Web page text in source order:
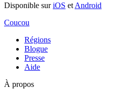
Disponible suriOS et Android
Coucou
Régions
Blogue
Presse
Aide
À propos